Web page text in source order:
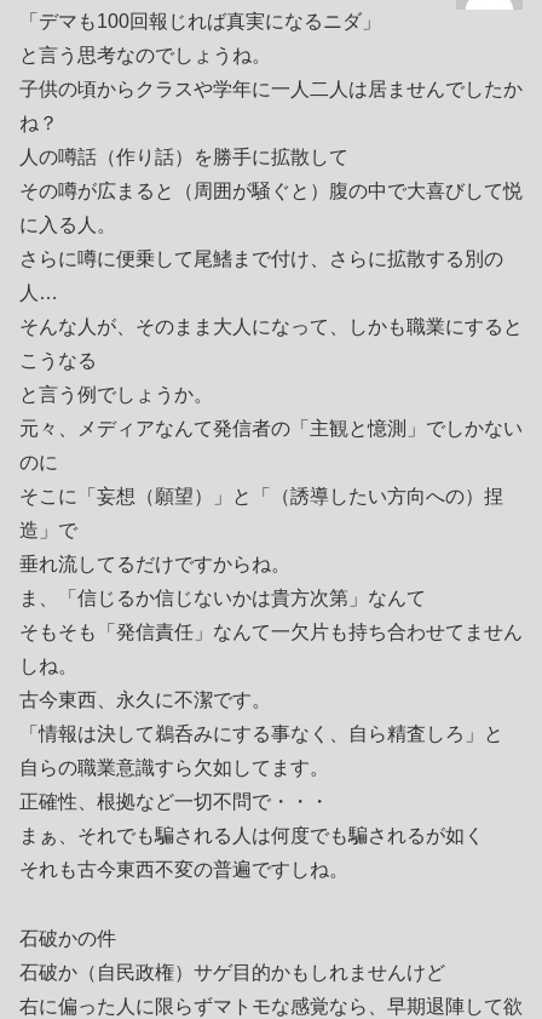
「デマも100回報じれば真実になるニダ」
と言う思考なのでしょうね。
子供の頃からクラスや学年に一人二人は居ませんでしたか
ね？
人の噂話（作り話）を勝手に拡散して
その噂が広まると（周囲が騒ぐと）腹の中で大喜びして悦
に入る人。
さらに噂に便乗して尾鰭まで付け、さらに拡散する別の
人…
そんな人が、そのまま大人になって、しかも職業にすると
こうなる
と言う例でしょうか。
元々、メディアなんて発信者の「主観と憶測」でしかない
のに
そこに「妄想（願望）」と「（誘導したい方向への）捏
造」で
垂れ流してるだけですからね。
ま、「信じるか信じないかは貴方次第」なんて
そもそも「発信責任」なんて一欠片も持ち合わせてません
しね。
古今東西、永久に不潔です。
「情報は決して鵜呑みにする事なく、自ら精査しろ」と
自らの職業意識すら欠如してます。
正確性、根拠など一切不問で・・・
まぁ、それでも騙される人は何度でも騙されるが如く
それも古今東西不変の普遍ですしね。
石破かの件
石破か（自民政権）サゲ目的かもしれませんけど
右に偏った人に限らずマトモな感覚なら、早期退陣して欲